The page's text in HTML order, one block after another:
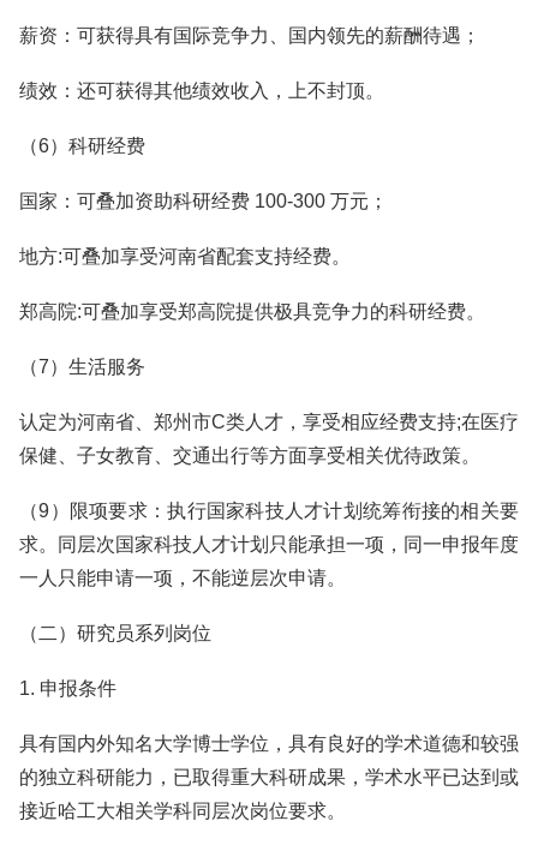
薪资：可获得具有国际竞争力、国内领先的薪酬待遇；
绩效：还可获得其他绩效收入，上不封顶。
（6）科研经费
国家：可叠加资助科研经费 100-300 万元；
地方:可叠加享受河南省配套支持经费。
郑高院:可叠加享受郑高院提供极具竞争力的科研经费。
（7）生活服务
认定为河南省、郑州市C类人才，享受相应经费支持;在医疗
保健、子女教育、交通出行等方面享受相关优待政策。
（9）限项要求：执行国家科技人才计划统筹衔接的相关要
求。同层次国家科技人才计划只能承担一项，同一申报年度
一人只能申请一项，不能逆层次申请。
（二）研究员系列岗位
1. 申报条件
具有国内外知名大学博士学位，具有良好的学术道德和较强
的独立科研能力，已取得重大科研成果，学术水平已达到或
接近哈工大相关学科同层次岗位要求。